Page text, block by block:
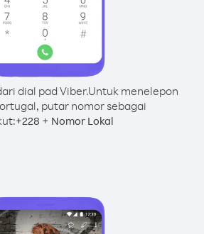
dial pad Viber.Untuk menelepon
putar nomor sebagai
+228 + Nomor Lokal